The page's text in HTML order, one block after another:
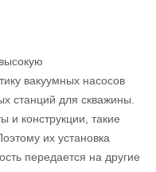
вакуумных насосов
станций для скважины.
и конструкции, такие
их установка
передается на другие